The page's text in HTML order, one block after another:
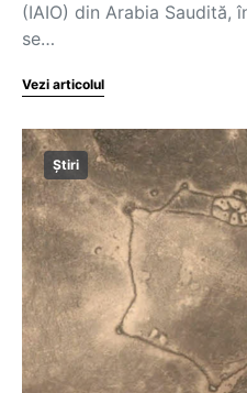
(IAIO) din Arabia Saudită,
se…
Vezi articolul
Știri